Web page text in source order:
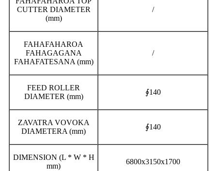
CUTTER DIAMETER
(mm)
/
FAHAFAHAROA
FAHAGAGANA
FAHAFATESANA (mm)
/
FEED ROLLER
DIAMETER (mm)
∮140
ZAVATRA VOVOKA
DIAMETERA (mm)
∮140
DIMENSION (L * W * H
mm)
6800x3150x1700